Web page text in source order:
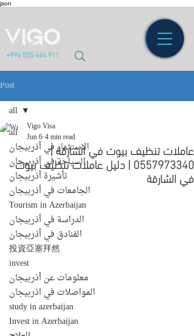
json
+994 555 444 911
Post
all
الاستثمار في أذربيجان
السياحة في أذربيجان
تأشيرة أذربيجان
الجامعات في أذربيجان
Tourism in Azerbaijan
الدراسة في أذربيجان
الفنادق في أذربيجان
投資亞塞拜然
invest
معلومات عن أذربيجان
المواصلات في اذربيجان
study in azerbaijan
Invest in Azerbaijan
all
عاملات تنظيف بيوت في الشارقة |
0557973340 | دليل عاملات تنظيف بيوت
في الشارقة
Vigo Visa
Jun 64 min read